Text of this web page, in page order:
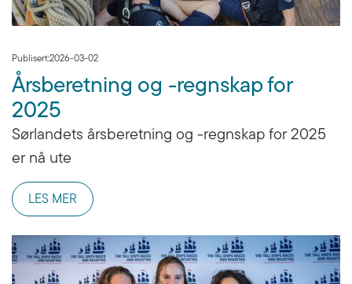
Publisert:2026-03-02
Årsberetning og -regnskap for
2025
Sørlandets årsberetning og -regnskap for 2025
er nå ute
LES MER